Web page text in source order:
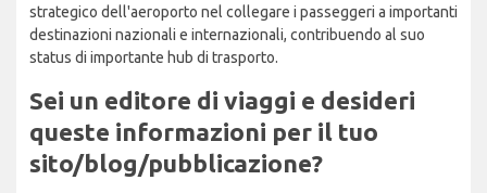
strategico dell'aeroporto nel collegare i passeggeri a importanti
destinazioni nazionali e internazionali, contribuendo al suo
status di importante hub di trasporto.
Sei un editore di viaggi e desideri
queste informazioni per il tuo
sito/blog/pubblicazione?